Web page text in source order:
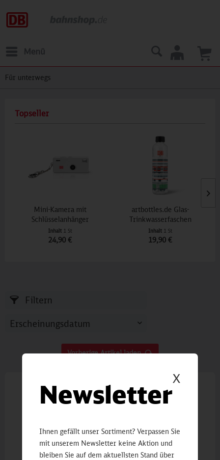
Menü
Für unterwegs
Topseller
Mini-Kamera mit
Schlüsselanhänger
Inhalt 1 St
24,90 €
artbottles.de Glas-
Trinkwasserfaschen
Inhalt 1 St
19,90 €
Filtern
Vorherige Artikel laden
X
Newsletter
Ihnen gefällt unser Sortiment? Verpassen Sie
mit unserem Newsletter keine Aktion und
bleiben Sie auf dem aktuellsten Stand über